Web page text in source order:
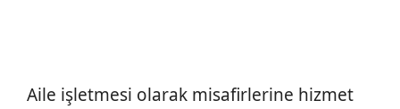
Aile işletmesi olarak misafirlerine hizmet